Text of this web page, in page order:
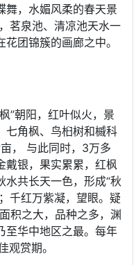
舞，水媚风柔的春天景
茗泉池、清凉池天水一
团锦簇的画廊之中。
”朝阳，红叶似火，景
七角枫、鸟桕树和槭科
， 与此同时，3万多
戴银，果实累累，红枫
共长天一色，形成“秋
千红万紫凝，望眼。疑
积之大，品种之多，渊
至华中地区之最。每年
观赏期。